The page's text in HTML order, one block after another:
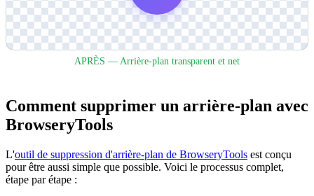
APRÈS — Arrière-plan transparent et net
Comment supprimer un arrière-plan avec
BrowseryTools
L'outil de suppression d'arrière-plan de BrowseryTools est conçu
pour être aussi simple que possible. Voici le processus complet,
étape par étape :